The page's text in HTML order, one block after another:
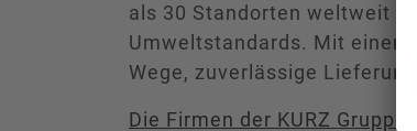
als 30 Standorten weltweit
Umweltstandards. Mit einem
Wege, zuverlässige
Die Firmen der KURZ Gruppe